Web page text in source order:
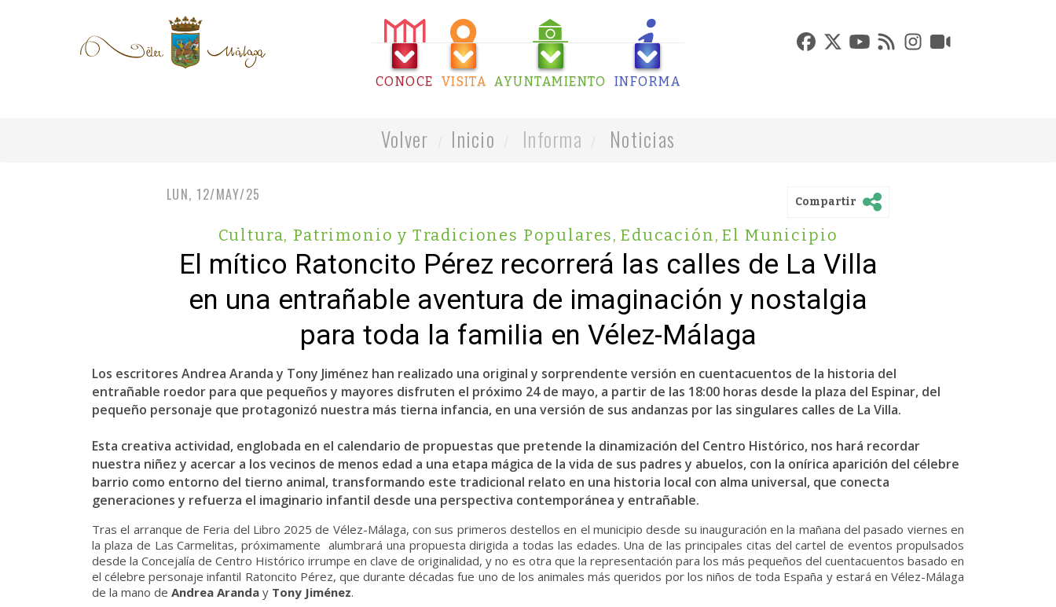
CONOCE VISITA AYUNTAMIENTO INFORMA
Volver Inicio Informa Noticias
LUN, 12/MAY/25 Compartir
Cultura, Patrimonio y Tradiciones Populares, Educación, El Municipio
El mítico Ratoncito Pérez recorrerá las calles de La Villa
en una entrañable aventura de imaginación y nostalgia
para toda la familia en Vélez-Málaga
Los escritores Andrea Aranda y Tony Jiménez han realizado una original y sorprendente versión en cuentacuentos de la historia del
entrañable roedor para que pequeños y mayores disfruten el próximo 24 de mayo, a partir de las 18:00 horas desde la plaza del Espinar, del
pequeño personaje que protagonizó nuestra más tierna infancia, en una versión de sus andanzas por las singulares calles de La Villa.
Esta creativa actividad, englobada en el calendario de propuestas que pretende la dinamización del Centro Histórico, nos hará recordar
nuestra niñez y acercar a los vecinos de menos edad a una etapa mágica de la vida de sus padres y abuelos, con la onírica aparición del célebre
barrio como entorno del tierno animal, transformando este tradicional relato en una historia local con alma universal, que conecta
generaciones y refuerza el imaginario infantil desde una perspectiva contemporánea y entrañable.
Tras el arranque de Feria del Libro 2025 de Vélez-Málaga, con sus primeros destellos en el municipio desde su inauguración en la mañana del pasado viernes en
la plaza de Las Carmelitas, próximamente alumbrará una propuesta dirigida a todas las edades. Una de las principales citas del cartel de eventos propulsados
desde la Concejalía de Centro Histórico irrumpe en clave de originalidad, y no es otra que la representación para los más pequeños del cuentacuentos basado en
el célebre personaje infantil Ratoncito Pérez, que durante décadas fue uno de los animales más queridos por los niños de toda España y estará en Vélez-Málaga
de la mano de Andrea Aranda y Tony Jiménez.